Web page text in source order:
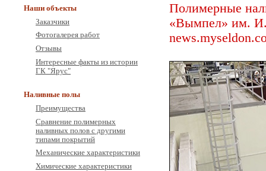
Наши объекты
Заказчики
Фотогалерея работ
Отзывы
Интересные факты из истории
ГК "Ярус"
Наливные полы
Преимущества
Сравнение полимерных
наливных полов с другими
типами покрытий
Механические характеристики
Химические характеристики
Полимерные
«Вымпел» им. И.